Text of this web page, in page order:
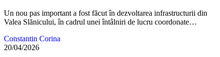
Un nou pas important a fost făcut în dezvoltarea infrastructurii din
Valea Slănicului, în cadrul unei întâlniri de lucru coordonate…
Constantin Corina
20/04/2026